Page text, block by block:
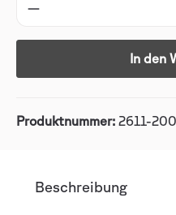
In den
Produktnummer: 2611-
Beschreibung